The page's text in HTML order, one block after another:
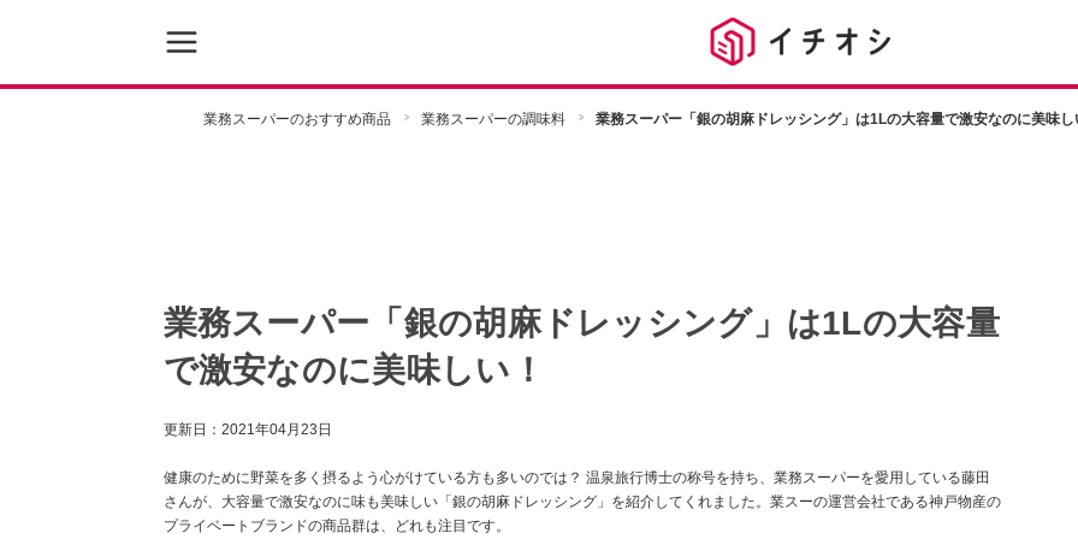
業務スーパーのおすすめ商品 業務スーパーの調味料 業務スーパー「銀の胡麻ドレッシング」は1Lの大容量で激安なのに美味し
業務スーパー「銀の胡麻ドレッシング」は1Lの大容量
で激安なのに美味しい！
更新日： 2021年04月23日
健康のために野菜を多く摂るよう心がけている方も多いのでは？ 温泉旅行博士の称号を持ち、業務スーパーを愛用している藤田
さんが、大容量で激安なのに味も美味しい「銀の胡麻ドレッシング」を紹介してくれました。業スーの運営会社である神戸物産の
プライベートブランドの商品群は、どれも注目です。